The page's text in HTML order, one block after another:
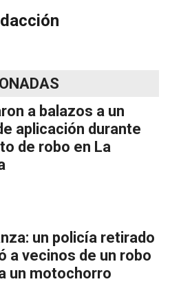
a balazos a un
aplicación durante
de robo en La
un policía retirado
a vecinos de un robo
un motochorro